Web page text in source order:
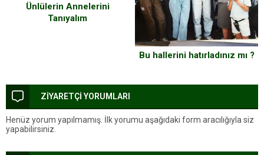
Ünlülerin Annelerini
Tanıyalım
Bu hallerini hatırladınız mı ?
ZİYARETÇİ YORUMLARI
Henüz yorum yapılmamış. İlk yorumu aşağıdaki form aracılığıyla siz
yapabilirsiniz.